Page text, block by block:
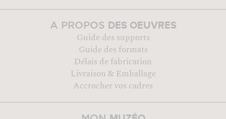
A PROPOS DES OEUVRES
Guide des supports
Guide des formats
Délais de fabrication
Livraison & Emballage
Accrocher vos cadres